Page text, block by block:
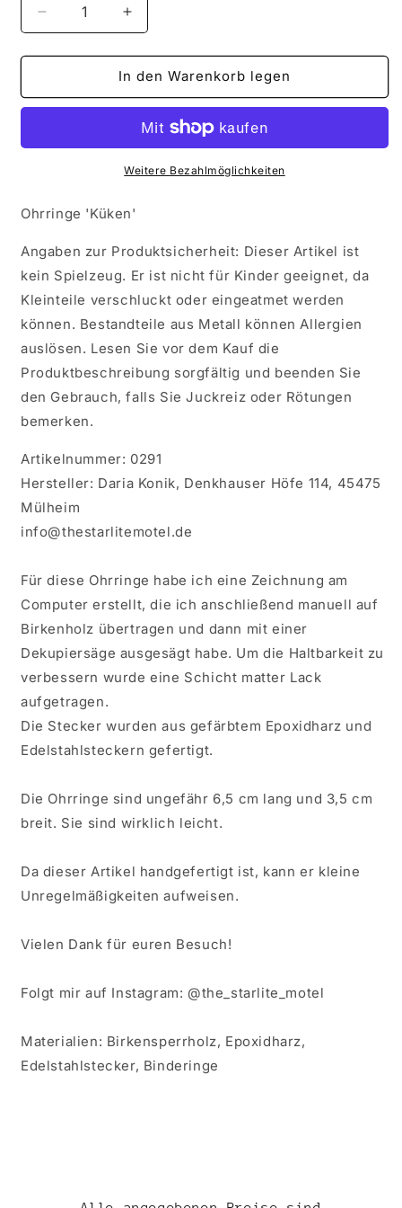
Verringere
die
Menge
Ohrringe
Erhöhe
die
Menge
für
Ohrringe
In den Warenkorb legen
Weitere Bezahlmöglichkeiten
Ohrringe 'Küken'
Angaben zur Produktsicherheit: Dieser Artikel ist
kein Spielzeug. Er ist nicht für Kinder geeignet, da
Kleinteile verschluckt oder eingeatmet werden
können. Bestandteile aus Metall können Allergien
auslösen. Lesen Sie vor dem Kauf die
Produktbeschreibung sorgfältig und beenden Sie
den Gebrauch, falls Sie Juckreiz oder Rötungen
bemerken.
Artikelnummer: 0291
Hersteller: Daria Konik, Denkhauser Höfe 114, 45475
Mülheim
info@thestarlitemotel.de
Für diese Ohrringe habe ich eine Zeichnung am
Computer erstellt, die ich anschließend manuell auf
Birkenholz übertragen und dann mit einer
Dekupiersäge ausgesägt habe. Um die Haltbarkeit zu
verbessern wurde eine Schicht matter Lack
aufgetragen.
Die Stecker wurden aus gefärbtem Epoxidharz und
Edelstahlsteckern gefertigt.
Die Ohrringe sind ungefähr 6,5 cm lang und 3,5 cm
breit. Sie sind wirklich leicht.
Da dieser Artikel handgefertigt ist, kann er kleine
Unregelmäßigkeiten aufweisen.
Vielen Dank für euren Besuch!
Folgt mir auf Instagram: @the_starlite_motel
Materialien: Birkensperrholz, Epoxidharz,
Edelstahlstecker, Binderinge